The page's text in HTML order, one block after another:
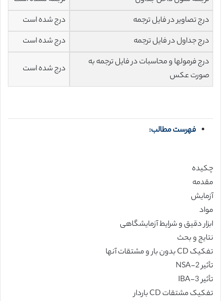
درج تصاویر در فایل ترجمه
درج شده است
درج جداول در فایل ترجمه
درج شده است
درج فرمولها و محاسبات در فایل ترجمه به
صورت عکس
درج شده است
فهرست مطالب:
چکیده
مقدمه
آزمایش
مواد
ابزار دقیق و شرایط آزمایشگاهی
نتایج و بحث
تفکیک CD بدون بار و مشتقات آنها
تأثیر 2-NSA
تأثیر 3-IBA
تفکیک مشتقات CD باردار